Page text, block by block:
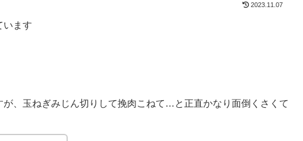
2023.11.07
います
、玉ねぎみじん切りして挽肉こねて…と正直かなり面倒くさくて